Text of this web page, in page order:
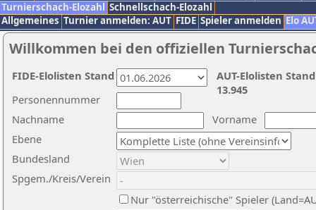
Turnierschach-Elozahl Schnellschach-Elozahl
Allgemeines Turnier anmelden: AUT FIDE Spieler anmelden Elo
Willkommen bei den offiziellen
Nachname
Vorname
Ebene
Personennummer
Bundesland
Spgem./Kreis/Verein
Nur "österreichische" Spieler
AUT-Elolisten
13.945
FIDE-Elolisten Stand